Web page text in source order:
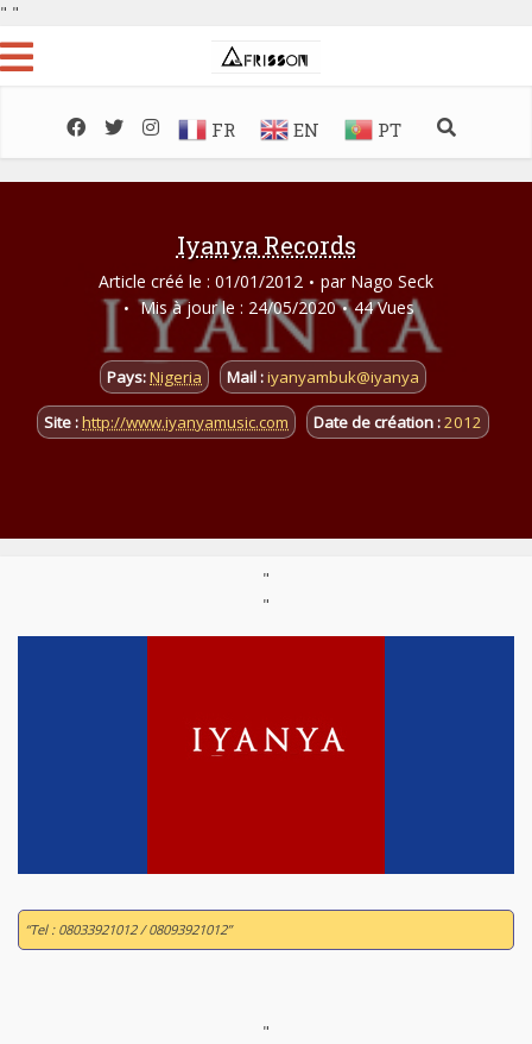
" "
FR EN PT
Iyanya Records
Article créé le : 01/01/2012 par Nago Seck
Mis à jour le : 24/05/2020
44 Vues
Pays:Nigeria Mail :iyanyambuk@iyanya
Site :http://www.iyanyamusic.com Date de création :2012
"
"
“Tel : 08033921012 / 08093921012”
"